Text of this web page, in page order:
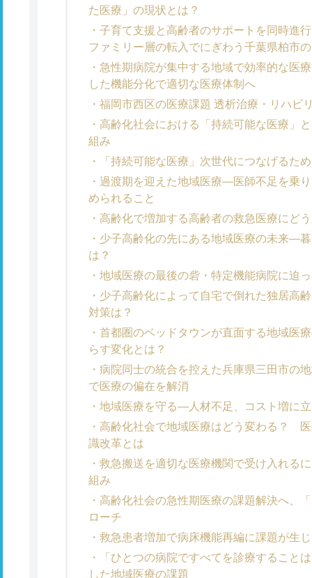
た医療」の現状とは？
子育て支援と高齢者のサポートを同時進
ファミリー層の転入でにぎわう千葉県柏市
急性期病院が集中する地域で効率的な医
した機能分化で適切な医療体制へ
福岡市西区の医療課題 透析治療・リハビ
高齢化社会における「持続可能な医療」
組み
「持続可能な医療」次世代につなげるた
過渡期を迎えた地域医療―医師不足を乗
められること
高齢化で増加する高齢者の救急医療にど
少子高齢化の先にある地域医療の未来―
は？
地域医療の最後の砦・特定機能病院に迫
少子高齢化によって自宅で倒れた独居高
対策は？
首都圏のベッドタウンが直面する地域医
らす変化とは？
病院同士の統合を控えた兵庫県三田市の
で医療の偏在を解消
地域医療を守る―人材不足、コスト増に
高齢化社会で地域医療はどう変わる？
識改革とは
救急搬送を適切な医療機関で受け入れる
組み
高齢化社会の急性期医療の課題解決へ、
ローチ
救急患者増加で病床機能再編に課題が生
「ひとつの病院ですべてを診療すること
した地域医療の課題